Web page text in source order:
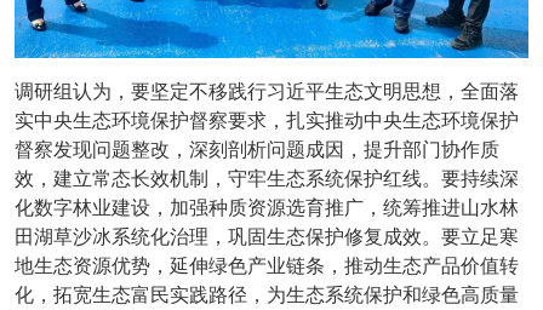
调研组认为，要坚定不移践行习近平生态文明思想，全面落
实中央生态环境保护督察要求，扎实推动中央生态环境保护
督察发现问题整改，深刻剖析问题成因，提升部门协作质
效，建立常态长效机制，守牢生态系统保护红线。要持续深
化数字林业建设，加强种质资源选育推广，统筹推进山水林
田湖草沙冰系统化治理，巩固生态保护修复成效。要立足寒
地生态资源优势，延伸绿色产业链条，推动生态产品价值转
化，拓宽生态富民实践路径，为生态系统保护和绿色高质量